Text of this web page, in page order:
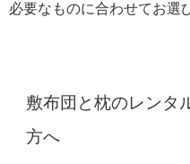
必要なものに合わせてお選
敷布団と枕のレンタ
方へ